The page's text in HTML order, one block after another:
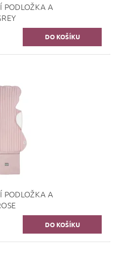
PODLOŽKA A
PODLOŽKA A